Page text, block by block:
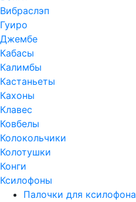
Вибраслэп
Гуиро
Джембе
Кабасы
Калимбы
Кастаньеты
Кахоны
Клавес
Ковбелы
Колокольчики
Колотушки
Конги
Ксилофоны
Палочки для ксилофона